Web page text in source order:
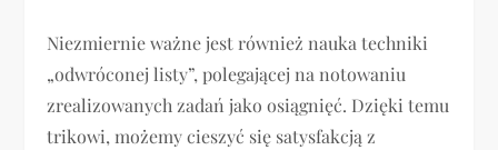
Niezmiernie ważne jest również nauka techniki
„odwróconej listy”, polegającej na notowaniu
zrealizowanych zadań jako osiągnięć. Dzięki temu
trikowi, możemy cieszyć się satysfakcją z